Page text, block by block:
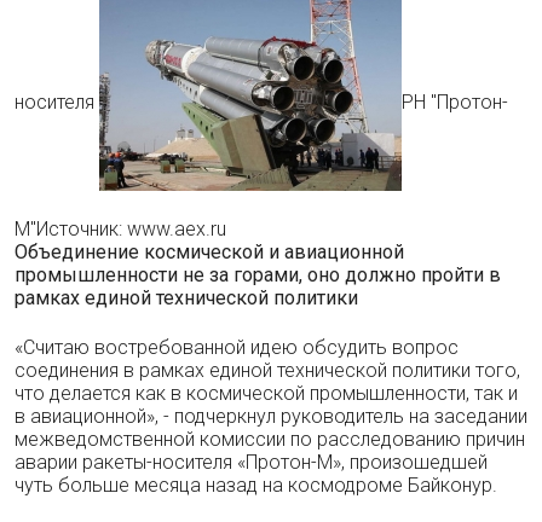
носителя РН "Протон-
М"Источник: www.aex.ru
Объединение космической и авиационной
промышленности не за горами, оно должно пройти в
рамках единой технической политики
«Считаю востребованной идею обсудить вопрос
соединения в рамках единой технической политики того,
что делается как в космической промышленности, так и
в авиационной», - подчеркнул руководитель на заседании
межведомственной комиссии по расследованию причин
аварии ракеты-носителя «Протон-М», произошедшей
чуть больше месяца назад на космодроме Байконур.